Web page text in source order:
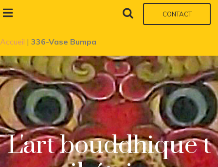
CONTACT
Accueil | 336-Vase Bumpa
L'art bouddhique t